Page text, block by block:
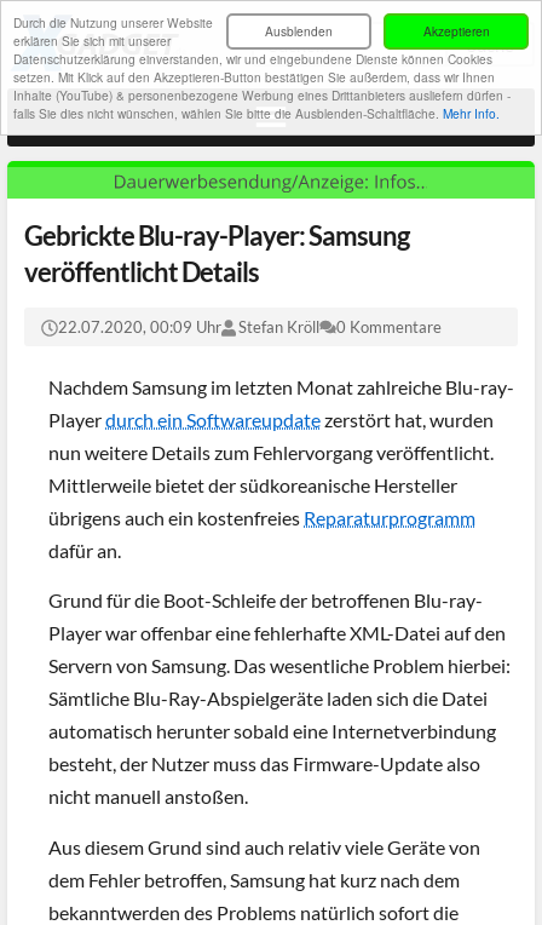
Akzeptieren
Ausblenden
Durch die Nutzung unserer Website
erklären Sie sich mit unserer
Datenschutzerklärung einverstanden, wir und eingebundene Dienste können Cookies
setzen. Mit Klick auf den Akzeptieren-Button bestätigen Sie außerdem, dass wir Ihnen
Inhalte (YouTube) & personenbezogene Werbung eines Drittanbieters ausliefern dürfen -
falls Sie dies nicht wünschen, wählen Sie bitte die Ausblenden-Schaltfläche. Mehr Info.
Gebrickte Blu-ray-Player: Samsung
veröffentlicht Details
22.07.2020, 00:09 Uhr Stefan Kröll 0 Kommentare
Nachdem Samsung im letzten Monat zahlreiche Blu-ray-
Playerdurch ein Softwareupdatezerstört hat, wurden
nun weitere Details zum Fehlervorgang veröffentlicht.
Mittlerweile bietet der südkoreanische Hersteller
übrigens auch ein kostenfreies Reparaturprogramm
dafür an.
Grund für die Boot-Schleife der betroffenen Blu-ray-
Player war offenbar eine fehlerhafte XML-Datei auf den
Servern von Samsung. Das wesentliche Problem hierbei:
Sämtliche Blu-Ray-Abspielgeräte laden sich die Datei
automatisch herunter sobald eine Internetverbindung
besteht, der Nutzer muss das Firmware-Update also
nicht manuell anstoßen.
Aus diesem Grund sind auch relativ viele Geräte von
dem Fehler betroffen, Samsung hat kurz nach dem
bekanntwerden des Problems natürlich sofort die